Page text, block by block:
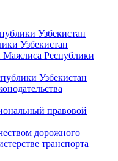
Узбекистан
Узбекистан
Мажлиса Республики
Узбекистан
правовой
дорожного
транспорта